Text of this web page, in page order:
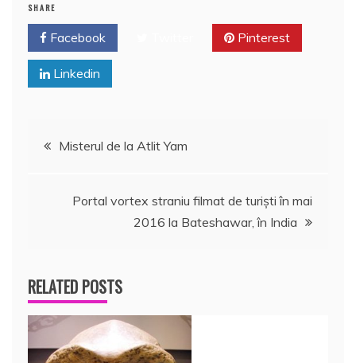
SHARE
Facebook Pinterest
Linkedin
Navigare
Misterul de la Atlit Yam
Portal vortex straniu filmat de turişti în mai
2016 la Bateshawar, în India
RELATED POSTS